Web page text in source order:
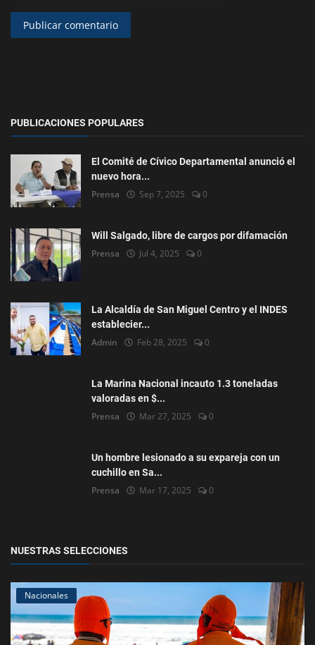
Publicar comentario
PUBLICACIONES POPULARES
El Comité de Cívico Departamental anunció el
nuevo hora...
Prensa Sep 7, 2025 0
Will Salgado, libre de cargos por difamación
Prensa Jul 4, 2025 0
La Alcaldía de San Miguel Centro y el INDES
establecier...
Admin Feb 28, 2025 0
La Marina Nacional incauto 1.3 toneladas
valoradas en $...
Prensa Mar 27, 2025 0
Un hombre lesionado a su expareja con un
cuchillo en Sa...
Prensa Mar 17, 2025 0
NUESTRAS SELECCIONES
Nacionales